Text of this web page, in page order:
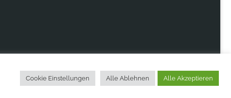
Cookie Einstellungen Alle Ablehnen Alle Akzeptieren